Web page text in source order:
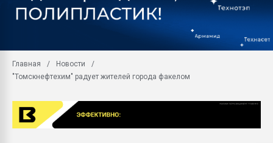
заводу пластмасс"
28.07.2026
Главная
Новости
"Томскнефтехим" радует жителей города факелом